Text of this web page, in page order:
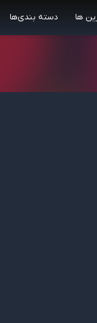
ها دسته بندی‌ها